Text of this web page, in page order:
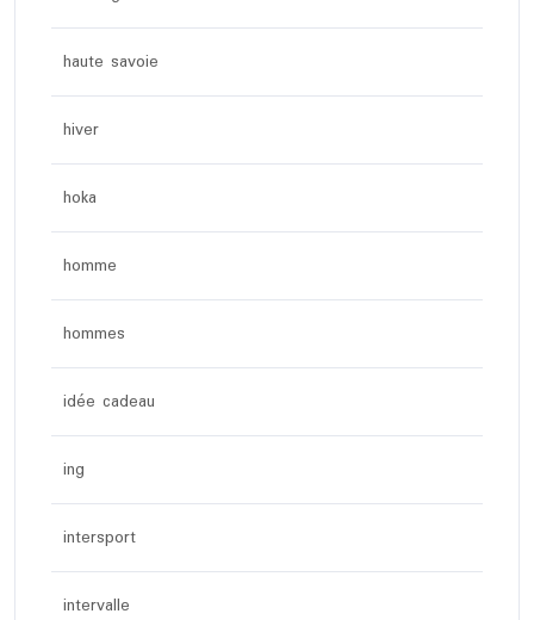
haute savoie
hiver
hoka
homme
hommes
idée cadeau
ing
intersport
intervalle